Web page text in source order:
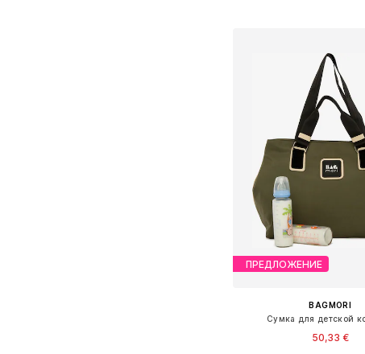
ПРЕДЛОЖЕНИЕ
BAGMORI
Сумка для детской
50,33 €